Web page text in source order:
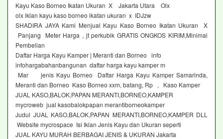
Kayu Kaso Borneo Ikatan Ukuran X Jakarta Utara Olx
olx iklan kayu kaso borneo ikatan ukuran x IDJzw
SHADIRA JAYA Kami Menjual Kayu Kaso Borneo Ikatan Ukuran X
Panjang Meter Harga , jt perkubik GRATIS ONGKOS KIRIM,Minimal
Pembelian
Daftar Harga Kayu Kamper | Meranti dan Borneo info
infohargabahanbangunan daftar harga kayu kamper m
Mar jenis Kayu Borneo Daftar Harga Kayu Kamper Samarinda,
Meranti dan Borneo Kaso Borneo xxm, batang, Rp , Kaso Kamper
JUAL KASO,BALOK,PAPAN MERANTI,BORNEO,KAMPER
mycroweb jual kasobalokpapan merantiborneokamper
Judul JUAL KASO,BALOK,PAPAN MERANTI,BORNEO,KAMPER DLL
Website mycrospace Isi Iklan Jenis Kayu dan Ukuran seperti
JUAL KAYU MURAH BERBAGAI JENIS & UKURAN Jakarta